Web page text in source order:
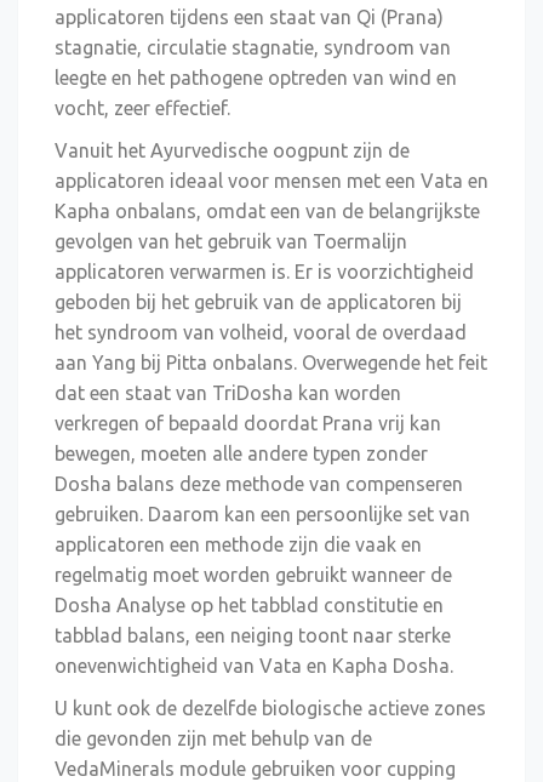
applicatoren tijdens een staat van Qi (Prana)
stagnatie, circulatie stagnatie, syndroom van
leegte en het pathogene optreden van wind en
vocht, zeer effectief.
Vanuit het Ayurvedische oogpunt zijn de
applicatoren ideaal voor mensen met een Vata en
Kapha onbalans, omdat een van de belangrijkste
gevolgen van het gebruik van Toermalijn
applicatoren verwarmen is. Er is voorzichtigheid
geboden bij het gebruik van de applicatoren bij
het syndroom van volheid, vooral de overdaad
aan Yang bij Pitta onbalans. Overwegende het feit
dat een staat van TriDosha kan worden
verkregen of bepaald doordat Prana vrij kan
bewegen, moeten alle andere typen zonder
Dosha balans deze methode van compenseren
gebruiken. Daarom kan een persoonlijke set van
applicatoren een methode zijn die vaak en
regelmatig moet worden gebruikt wanneer de
Dosha Analyse op het tabblad constitutie en
tabblad balans, een neiging toont naar sterke
onevenwichtigheid van Vata en Kapha Dosha.
U kunt ook de dezelfde biologische actieve zones
die gevonden zijn met behulp van de
VedaMinerals module gebruiken voor cupping